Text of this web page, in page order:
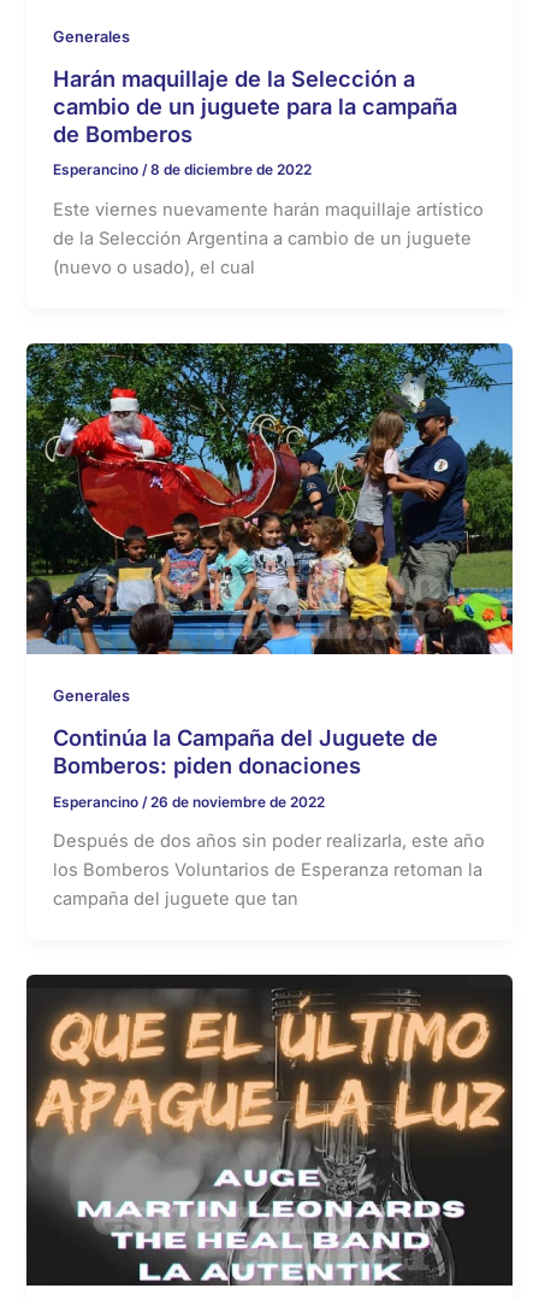
Generales
Harán maquillaje de la Selección a
cambio de un juguete para la campaña
de Bomberos
Esperancino/8 de diciembre de 2022
Este viernes nuevamente harán maquillaje artístico
de la Selección Argentina a cambio de un juguete
(nuevo o usado), el cual
Generales
Continúa la Campaña del Juguete de
Bomberos: piden donaciones
Esperancino /26 de noviembre de 2022
Después de dos años sin poder realizarla, este año
los Bomberos Voluntarios de Esperanza retoman la
campaña del juguete que tan